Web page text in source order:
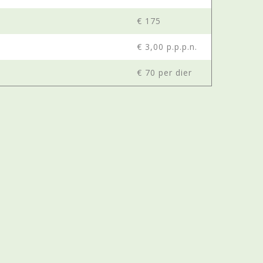
€ 175
€ 3,00 p.p.p.n.
€ 70 per dier